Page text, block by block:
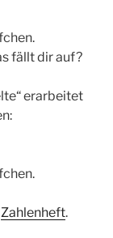
fällt dir auf?
erarbeitet
Zahlenheft.